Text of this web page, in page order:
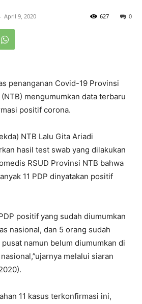
April 9, 2020 0
627
penanganan Covid-19 Provinsi
mengumumkan data terbaru
positif corona.
NTB Lalu Gita Ariadi
hasil test swab yang dilakukan
RSUD Provinsi NTB bahwa
11 PDP dinyatakan positif
positif yang sudah diumumkan
nasional, dan 5 orang sudah
namun belum diumumkan di
melalui siaran
11 kasus terkonfirmasi ini,